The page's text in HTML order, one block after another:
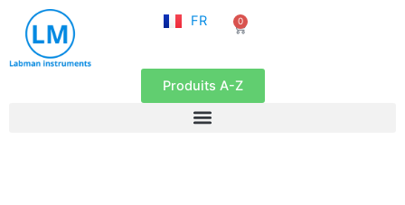
contenu
FR
EN
0
Panier
Produits A-Z